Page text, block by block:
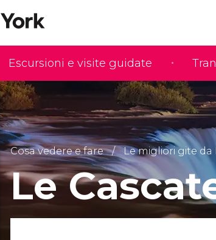
Escursioni e visite guidate
Cosa vedere e fare Le migliori gite da
Le